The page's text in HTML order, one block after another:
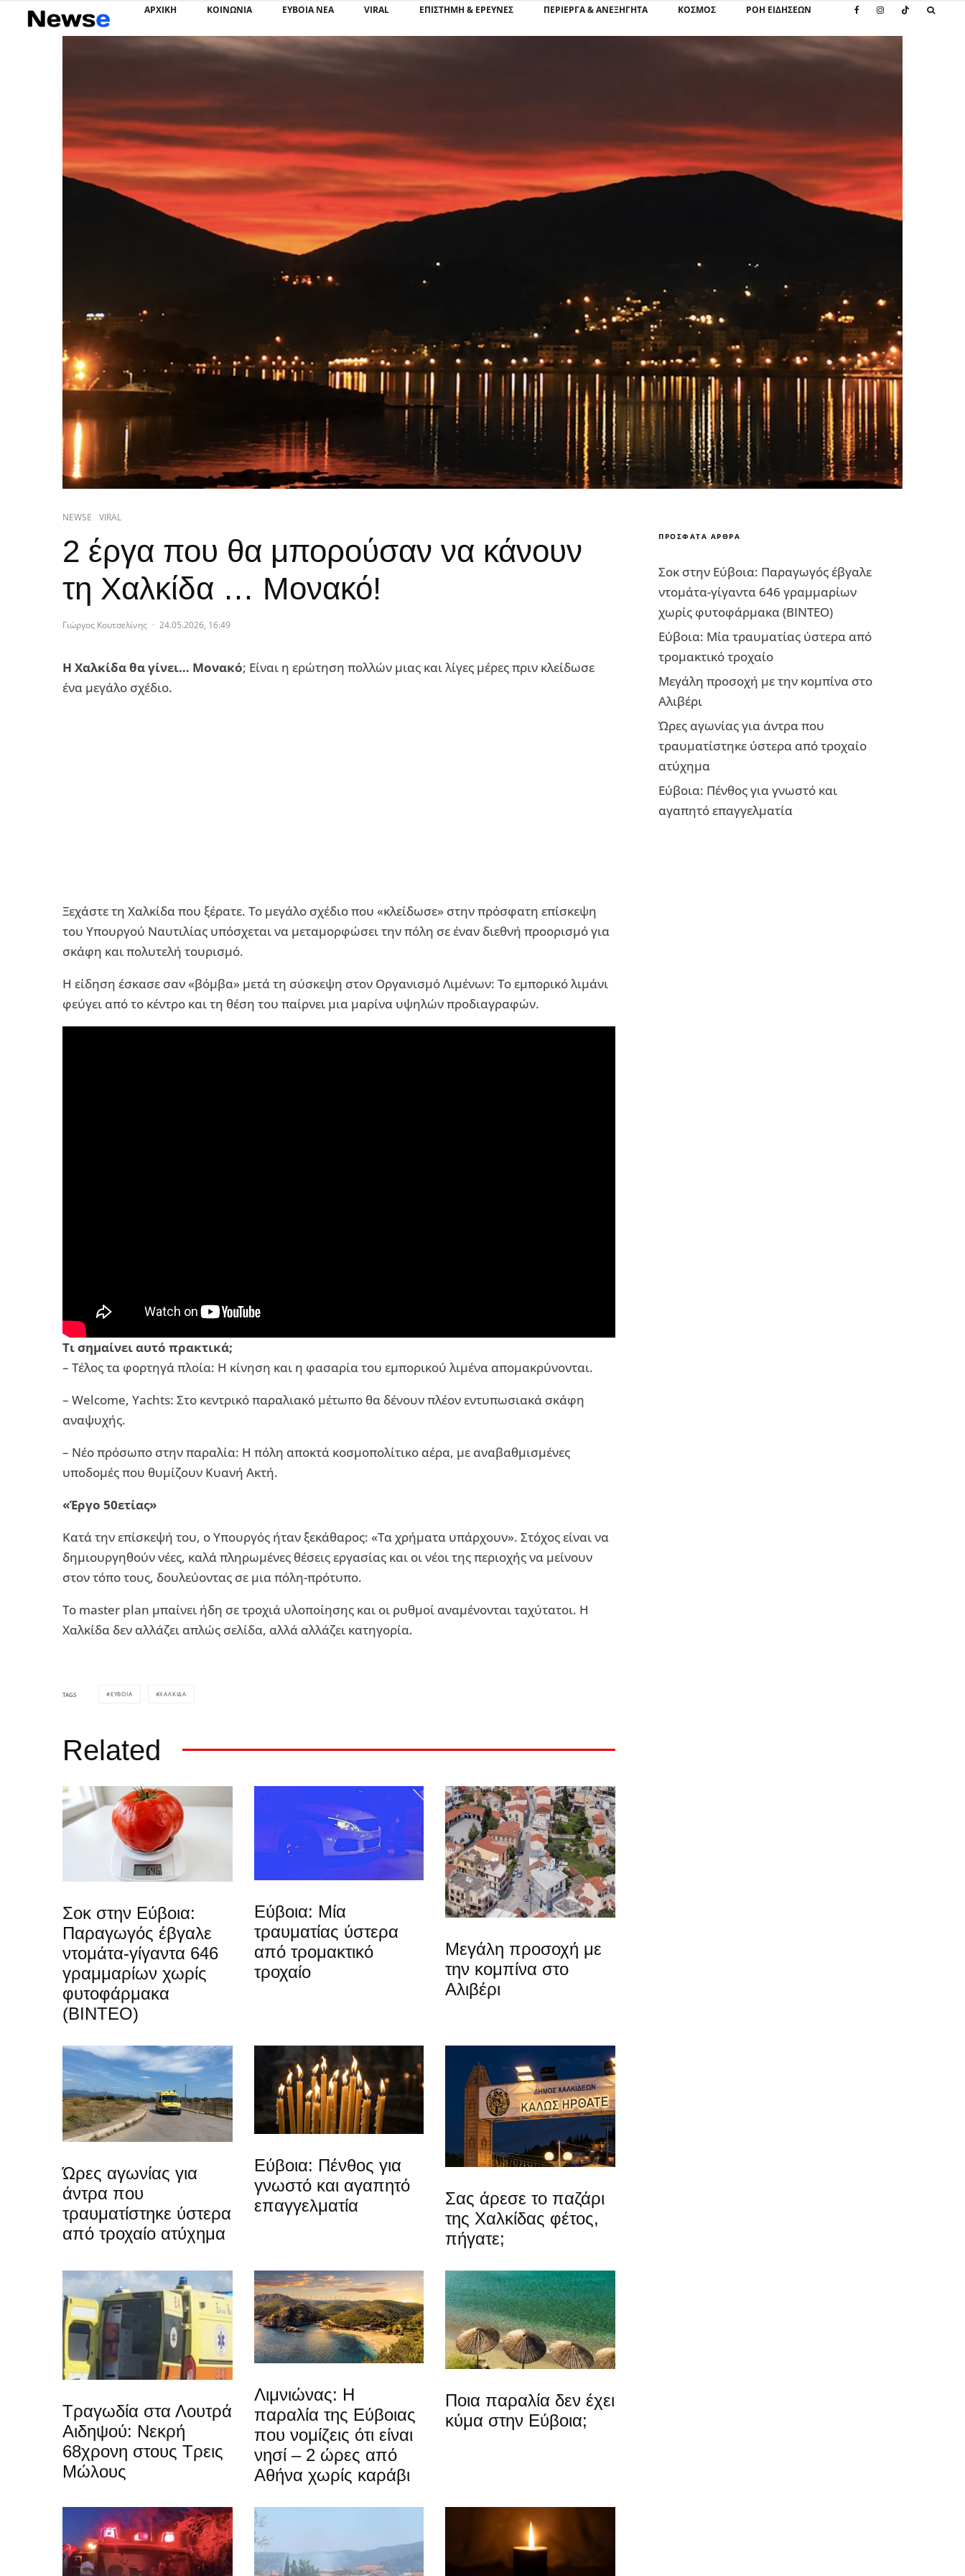
ΑΡΧΙΚΗ ΚΟΙΝΩΝΙΑ ΕΥΒΟΙΑ ΝΕΑ VIRAL ΕΠΙΣΤΉΜΗ & ΈΡΕΥΝΕΣ ΠΕΡΊΕΡΓΑ & ΑΝΕΞΉΓΗΤΑ ΚΌΣΜΟΣ ΡΟΗ ΕΙΔΗΣΕΩΝ
NEWSE VIRAL
2 έργα που θα μπορούσαν να κάνουν
τη Χαλκίδα … Μονακό!
Γιώργος Κουτσελίνης · 24.05.2026, 16:49
Η Χαλκίδα θα γίνει… Μονακό; Είναι η ερώτηση πολλών μιας και λίγες μέρες πριν κλείδωσε
ένα μεγάλο σχέδιο.
Ξεχάστε τη Χαλκίδα που ξέρατε. Το μεγάλο σχέδιο που «κλείδωσε» στην πρόσφατη επίσκεψη
του Υπουργού Ναυτιλίας υπόσχεται να μεταμορφώσει την πόλη σε έναν διεθνή προορισμό για
σκάφη και πολυτελή τουρισμό.
Η είδηση έσκασε σαν «βόμβα» μετά τη σύσκεψη στον Οργανισμό Λιμένων: Το εμπορικό λιμάνι
φεύγει από το κέντρο και τη θέση του παίρνει μια μαρίνα υψηλών προδιαγραφών.
Τι σημαίνει αυτό πρακτικά;
– Τέλος τα φορτηγά πλοία: Η κίνηση και η φασαρία του εμπορικού λιμένα απομακρύνονται.
– Welcome, Yachts: Στο κεντρικό παραλιακό μέτωπο θα δένουν πλέον εντυπωσιακά σκάφη
αναψυχής.
– Νέο πρόσωπο στην παραλία: Η πόλη αποκτά κοσμοπολίτικο αέρα, με αναβαθμισμένες
υποδομές που θυμίζουν Κυανή Ακτή.
«Έργο 50ετίας»
Κατά την επίσκεψή του, ο Υπουργός ήταν ξεκάθαρος: «Τα χρήματα υπάρχουν». Στόχος είναι να
δημιουργηθούν νέες, καλά πληρωμένες θέσεις εργασίας και οι νέοι της περιοχής να μείνουν
στον τόπο τους, δουλεύοντας σε μια πόλη-πρότυπο.
Το master plan μπαίνει ήδη σε τροχιά υλοποίησης και οι ρυθμοί αναμένονται ταχύτατοι. Η
Χαλκίδα δεν αλλάζει απλώς σελίδα, αλλά αλλάζει κατηγορία.
TAGS ΕΥΒΟΙΑ ΧΑΛΚΙΔΑ
Related
Σοκ στην Εύβοια:
Παραγωγός έβγαλε
ντομάτα-γίγαντα 646
γραμμαρίων χωρίς
φυτοφάρμακα
(ΒΙΝΤΕΟ)
Εύβοια: Μία
τραυματίας ύστερα
από τρομακτικό
τροχαίο
Μεγάλη προσοχή με
την κομπίνα στο
Αλιβέρι
Ώρες αγωνίας για
άντρα που
τραυματίστηκε ύστερα
από τροχαίο ατύχημα
Εύβοια: Πένθος για
γνωστό και αγαπητό
επαγγελματία
Σας άρεσε το παζάρι
της Χαλκίδας φέτος,
πήγατε;
Τραγωδία στα Λουτρά
Αιδηψού: Νεκρή
68χρονη στους Τρεις
Μώλους
Λιμνιώνας: Η
παραλία της Εύβοιας
που νομίζεις ότι είναι
νησί – 2 ώρες από
Αθήνα χωρίς καράβι
Ποια παραλία δεν έχει
κύμα στην Εύβοια;
ΠΡΌΣΦΑΤΑ ΆΡΘΡΑ
Σοκ στην Εύβοια: Παραγωγός έβγαλε
ντομάτα-γίγαντα 646 γραμμαρίων
χωρίς φυτοφάρμακα (ΒΙΝΤΕΟ)
Εύβοια: Μία τραυματίας ύστερα από
τρομακτικό τροχαίο
Μεγάλη προσοχή με την κομπίνα στο
Αλιβέρι
Ώρες αγωνίας για άντρα που
τραυματίστηκε ύστερα από τροχαίο
ατύχημα
Εύβοια: Πένθος για γνωστό και
αγαπητό επαγγελματία